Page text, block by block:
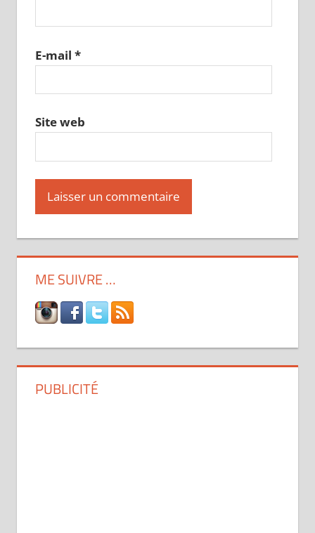
E-mail *
Site web
ME SUIVRE …
PUBLICITÉ